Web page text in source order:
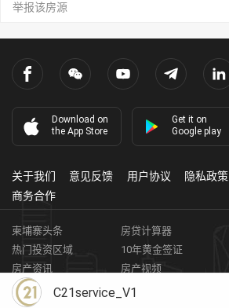
举报该房源
C21service_V1
Download on
the App Store
Get it on
Google play
关于我们 意见反馈 用户协议 隐私政策
商务合作
柬埔寨头条 房贷计算器
热门投资区域
10年黄金签证
房产资讯
房产视频
获取客资
柬埔寨房地产APP